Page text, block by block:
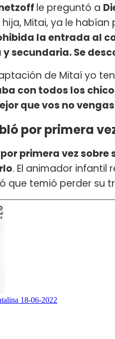
le preguntó a
Mitai, ya le
la entrada al
secundaria. Se
de Mitaí yo
con todos los
que vos no
por primera
primera vez
. El animador infantil
que temió perder su